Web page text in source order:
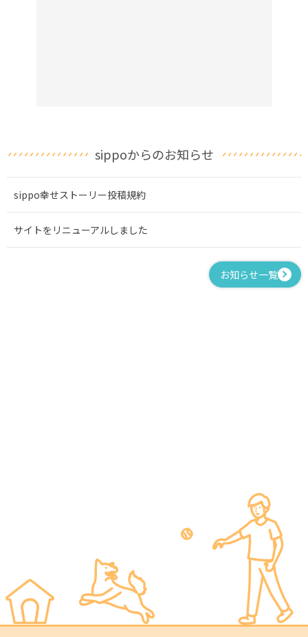
sippoからのお知らせ
sippo幸せストーリー投稿規約
サイトをリニューアルしました
お知らせ一覧